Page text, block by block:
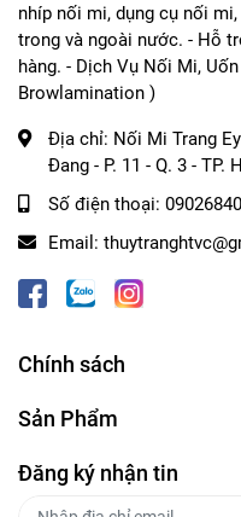
nhíp nối mi, dụng cụ nối
trong và ngoài nước. - Hỗ
hàng. - Dịch Vụ Nối Mi,
Browlamination )
Địa chỉ: Nối Mi Trang
Đang - P. 11 - Q. 3 -
Số điện thoại:
Email:
Chính sách
Sản Phẩm
Đăng ký nhận tin